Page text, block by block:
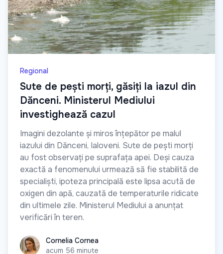
Regional
Sute de pești morți, găsiți la iazul din
Dănceni. Ministerul Mediului
investighează cazul
Imagini dezolante și miros înțepător pe malul
iazului din Dănceni, Ialoveni. Sute de pești morți
au fost observați pe suprafața apei. Deși cauza
exactă a fenomenului urmează să fie stabilită de
specialiști, ipoteza principală este lipsa acută de
oxigen din apă, cauzată de temperaturile ridicate
din ultimele zile. Ministerul Mediului a anunțat
verificări în teren.
Cornelia Cornea
Cornelia Cornea
acum 56 minute